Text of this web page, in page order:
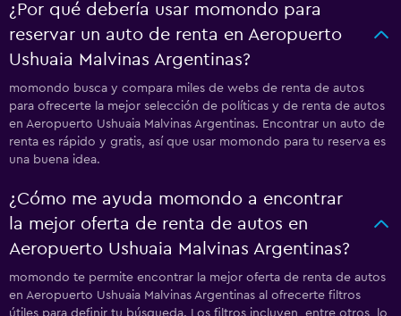
¿Por qué debería usar momondo para
reservar un auto de renta en Aeropuerto
Ushuaia Malvinas Argentinas?
momondo busca y compara miles de webs de renta de autos
para ofrecerte la mejor selección de políticas y de renta de autos
en Aeropuerto Ushuaia Malvinas Argentinas. Encontrar un auto de
renta es rápido y gratis, así que usar momondo para tu reserva es
una buena idea.
¿Cómo me ayuda momondo a encontrar
la mejor oferta de renta de autos en
Aeropuerto Ushuaia Malvinas Argentinas?
momondo te permite encontrar la mejor oferta de renta de autos
en Aeropuerto Ushuaia Malvinas Argentinas al ofrecerte filtros
útiles para definir tu búsqueda. Los filtros incluyen, entre otros, lo